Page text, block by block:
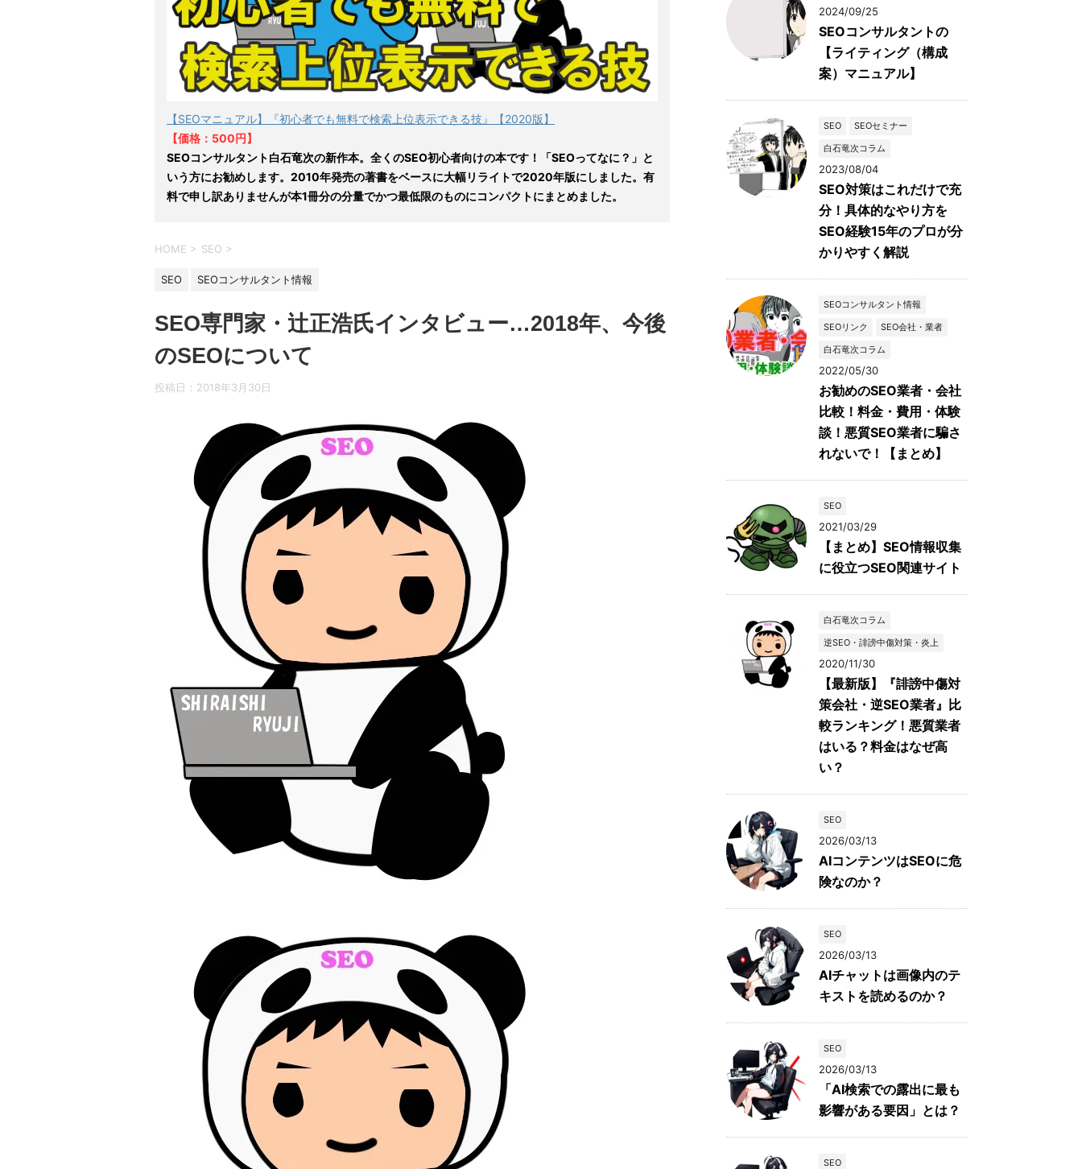
【SEOマニュアル】『初心者でも無料で検索上位表示できる技』【2020版】
【価格：500円】
SEOコンサルタント白石竜次の新作本。全くのSEO初心者向けの本です！「SEOってなに？」と
いう方にお勧めします。2010年発売の著書をベースに大幅リライトで2020年版にしました。有
料で申し訳ありませんが本1冊分の分量でかつ最低限のものにコンパクトにまとめました。
HOME > SEO >
SEO SEOコンサルタント情報
SEO専門家・辻正浩氏インタビュー…2018年、今後
のSEOについて
投稿日： 2018年3月30日
2024/09/25
SEOコンサルタントの
【ライティング（構成
案）マニュアル】
SEO
SEOセミナー
白石竜次コラム
2023/08/04
SEO対策はこれだけで充
分！具体的なやり方を
SEO経験15年のプロが分
かりやすく解説
SEOコンサルタント情報
SEOリンク
SEO会社・業者
白石竜次コラム
2022/05/30
お勧めのSEO業者・会社
比較！料金・費用・体験
談！悪質SEO業者に騙さ
れないで！【まとめ】
SEO
2021/03/29
【まとめ】SEO情報収集
に役立つSEO関連サイト
白石竜次コラム
逆SEO・誹謗中傷対策・炎上
2020/11/30
【最新版】『誹謗中傷対
策会社・逆SEO業者』比
較ランキング！悪質業者
はいる？料金はなぜ高
い？
SEO
2026/03/13
AIコンテンツはSEOに危
険なのか？
SEO
2026/03/13
AIチャットは画像内のテ
キストを読めるのか？
SEO
2026/03/13
「AI検索での露出に最も
影響がある要因」とは？
SEO